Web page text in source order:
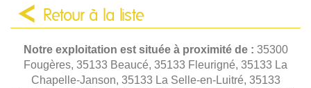
Retour à la liste
Notre exploitation est située à proximité de : 35300
Fougères, 35133 Beaucé, 35133 Fleurigné, 35133 La
Chapelle-Janson, 35133 La Selle-en-Luitré, 35133